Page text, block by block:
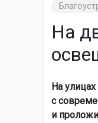
На
На
с
и